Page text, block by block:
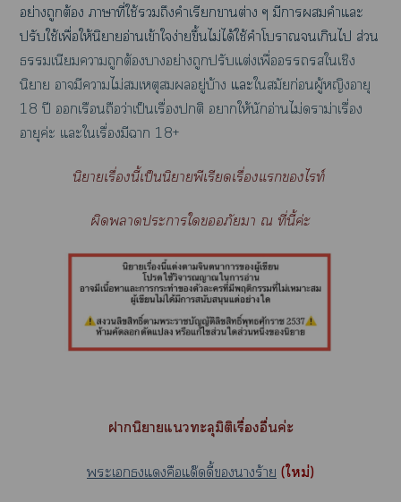
อย่างถูกต้อง าาที่ใช้ถึงคำเรียกาต่าง ๆ มีาคำแะ
ปรับใช้เพื่อให้นิยายอ่านเข้าใง่ายขึ้นไม่ได้ใช้คำโาเกินไ ส่วน
ธรรมเนียมาถูกต้องาอย่างถูกปรับแต่งเพื่อใเชิง
นิยาย ามีาไม่สมเหตุสมผลอยู่บ้าง แะใสมัยก่อนผู้หญิงอายุ
18 ปี เรือนถือว่าเป็นเรื่องติ าให้นักอ่านไม่าม่าเรื่อง
อายุค่ะ แะใเรื่องมีา 18+
นิยายเรื่องนี้เป็นนิยายพีเรียดเรื่องแไท์
ผิดาะาใอภัยา ณ ที่นี้ค่ะ
านิยายแทะลุมิติเรื่องอื่นค่ะ
ะเแคือแด๊ดดี้าร้าย (ใหม่)